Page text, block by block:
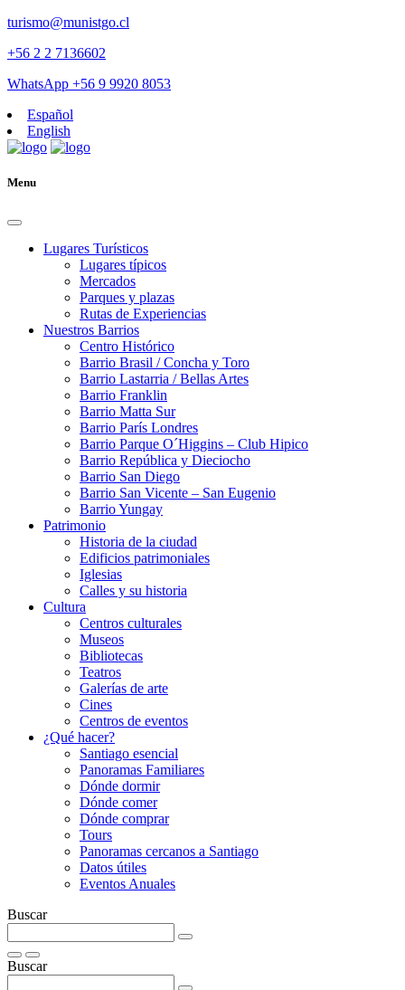
turismo@munistgo.cl
+56 2 2 7136602
WhatsApp +56 9 9920 8053
Español
English
Menu
Lugares Turísticos
Lugares tí­picos
Mercados
Parques y plazas
Rutas de Experiencias
Nuestros Barrios
Centro Histórico
Barrio Brasil / Concha y Toro
Barrio Lastarria / Bellas Artes
Barrio Franklin
Barrio Matta Sur
Barrio Parí­s Londres
Barrio Parque O´Higgins – Club Hipico
Barrio República y Dieciocho
Barrio San Diego
Barrio San Vicente – San Eugenio
Barrio Yungay
Patrimonio
Historia de la ciudad
Edificios patrimoniales
Iglesias
Calles y su historia
Cultura
Centros culturales
Museos
Bibliotecas
Teatros
Galerí­as de arte
Cines
Centros de eventos
¿Qué hacer?
Santiago esencial
Panoramas Familiares
Dónde dormir
Dónde comer
Dónde comprar
Tours
Panoramas cercanos a Santiago
Datos útiles
Eventos Anuales
Buscar
Buscar